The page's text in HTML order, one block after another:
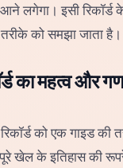
लगेगा। इसी रिकॉर्ड
को समझा जाता है।
का महत्व और
को एक गाइड की
खेल के इतिहास की